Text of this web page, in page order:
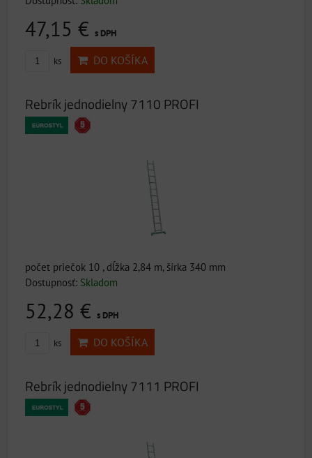
47,15 € s DPH
ks DO KOŠÍKA
Rebrík jednodielny 7110 PROFI
počet priečok 10 , dĺžka 2,84 m, šírka 340 mm
Dostupnosť: Skladom
52,28 € s DPH
ks DO KOŠÍKA
Rebrík jednodielny 7111 PROFI